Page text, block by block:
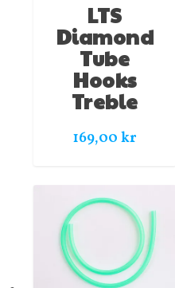
LTS
Diamond
Tube
Hooks
Treble
169,00kr